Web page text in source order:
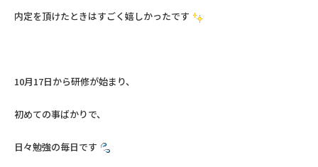
内定を頂けたときはすごく嬉しかったです
10月17日から研修が始まり、
初めての事ばかりで、
日々勉強の毎日です